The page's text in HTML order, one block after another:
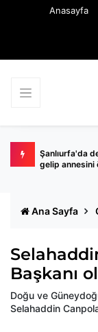
Anasayfa
Şanlıurfa'da
gelip annesini
Ana Sayfa
Başkanı
Doğu ve
Selahaddin